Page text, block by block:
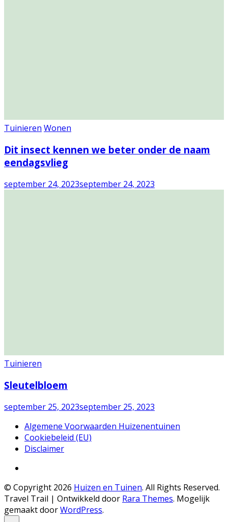
Tuinieren Wonen
Dit insect kennen we beter onder de naam
eendagsvlieg
september 24, 2023september 24, 2023
Tuinieren
Sleutelbloem
september 25, 2023september 25, 2023
Algemene Voorwaarden Huizenentuinen
Cookiebeleid (EU)
Disclaimer
© Copyright 2026 Huizen en Tuinen. All Rights Reserved.
Travel Trail | Ontwikkeld door Rara Themes. Mogelijk
gemaakt doorWordPress.